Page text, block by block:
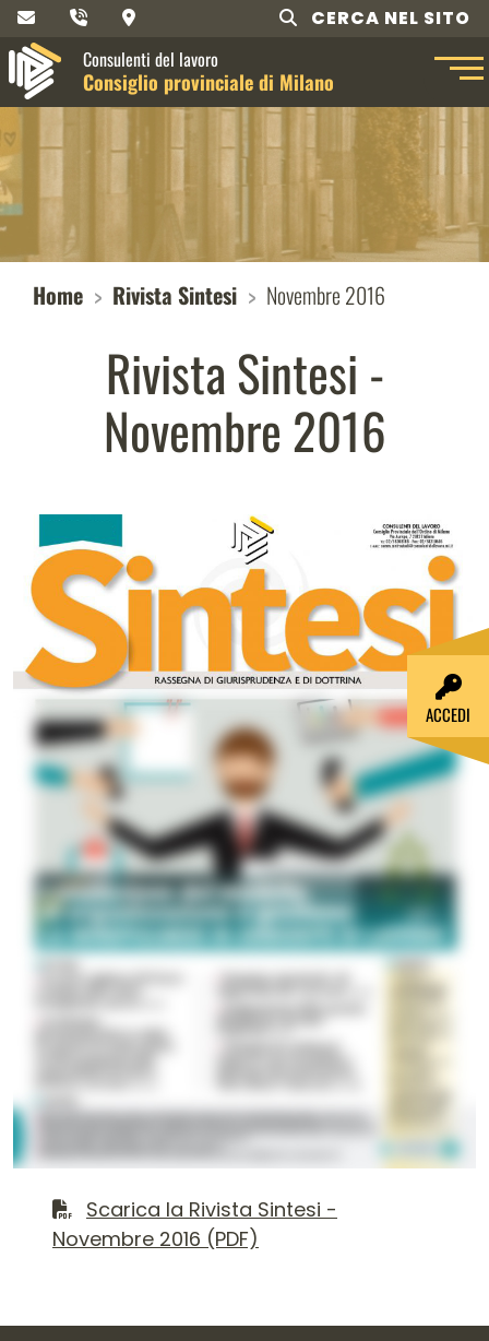
CERCA NEL SITO
Consulenti del lavoro
Consiglio provinciale di Milano
Home Rivista Sintesi Novembre 2016
Rivista Sintesi -
Novembre 2016
Contenuto del numero
Scarica il file PDF
Scarica la Rivista Sintesi -
Novembre 2016 (PDF)
ACCEDI